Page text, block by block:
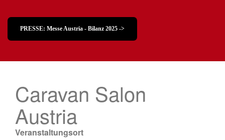
PRESSE: Messe Austria - Bilanz 2025 ->
Caravan Salon
Austria
Veranstaltungsort